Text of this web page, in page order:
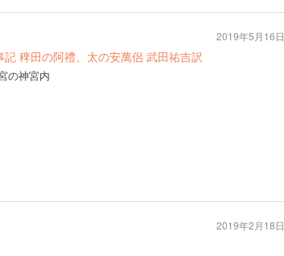
稗田の阿禮、太の安萬侶 武田祐吉訳
の神宮内
2019年5月16日
2019年2月18日